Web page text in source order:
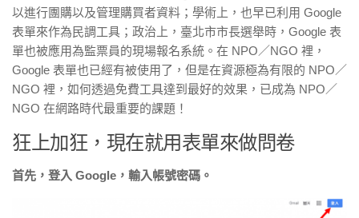
以進行團購以及管理購買者資料；學術上，也早已利用 Google
表單來作為民調工具；政治上，臺北市市長選舉時，Google 表
單也被應用為監票員的現場報名系統。在 NPO／NGO 裡，
Google 表單也已經有被使用了，但是在資源極為有限的 NPO／
NGO 裡，如何透過免費工具達到最好的效果，已成為 NPO／
NGO 在網路時代最重要的課題！
狂上加狂，現在就用表單來做問卷
首先，登入 Google，輸入帳號密碼。